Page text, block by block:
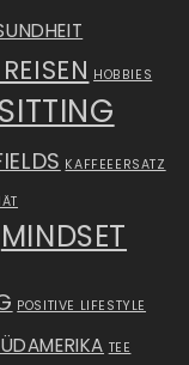
HOBBIES
KAFFEEERSATZ
MINDSET
POSITIVE LIFESTYLE
TEE